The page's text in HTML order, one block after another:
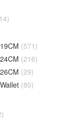
(571)
(216)
(29)
(80)